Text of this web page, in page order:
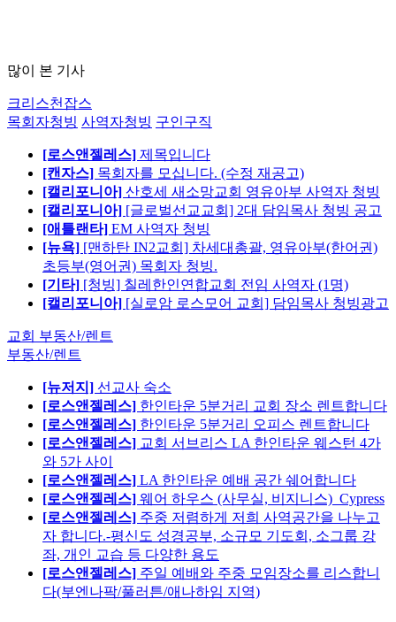
많이 본 기사
크리스천잡스
목회자청빙 사역자청빙 구인구직
[로스앤젤레스] 제목입니다
[캔자스] 목회자를 모십니다. (수정 재공고)
[캘리포니아] 산호세 새소망교회 영유아부 사역자 청빙
[캘리포니아] [글로벌선교교회] 2대 담임목사 청빙 공고
[애틀랜타] EM 사역자 청빙
[뉴욕] [맨하탄 IN2교회] 차세대총괄, 영유아부(한어권)
초등부(영어권) 목회자 청빙.
[기타] [청빙] 칠레한인연합교회 전임 사역자 (1명)
[캘리포니아] [실로암 로스모어 교회] 담임목사 청빙광고
교회 부동산/렌트
부동산/렌트
[뉴저지] 선교사 숙소
[로스앤젤레스] 한인타운 5분거리 교회 장소 렌트합니다
[로스앤젤레스] 한인타운 5분거리 오피스 렌트합니다
[로스앤젤레스] 교회 서브리스 LA 한인타운 웨스턴 4가
와 5가 사이
[로스앤젤레스] LA 한인타운 예배 공간 쉐어합니다
[로스앤젤레스] 웨어 하우스 (사무실, 비지니스)_Cypress
[로스앤젤레스] 주중 저렴하게 저희 사역공간을 나누고
자 합니다.-평신도 성경공부, 소규모 기도회, 소그룹 강
좌, 개인 교습 등 다양한 용도
[로스앤젤레스] 주일 예배와 주중 모임장소를 리스합니
다(부엔나팍/풀러튼/애나하임 지역)